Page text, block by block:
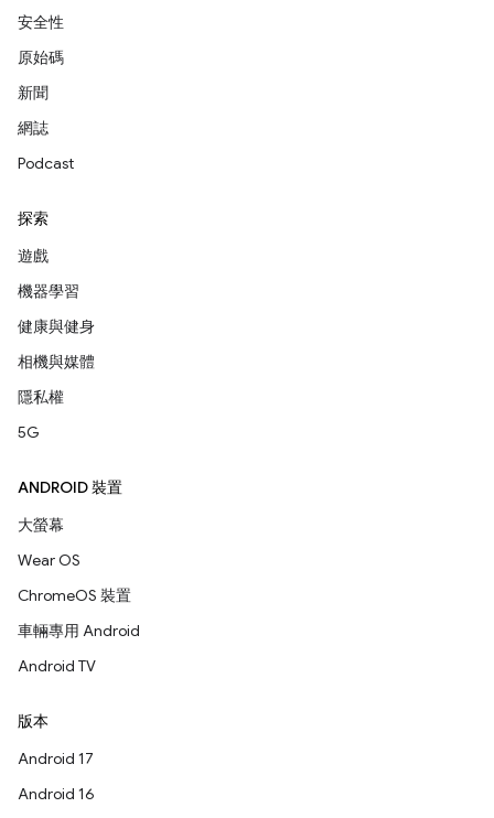
安全性
原始碼
新聞
網誌
Podcast
探索
遊戲
機器學習
健康與健身
相機與媒體
隱私權
5G
ANDROID 裝置
大螢幕
Wear OS
ChromeOS 裝置
車輛專用 Android
Android TV
版本
Android 17
Android 16